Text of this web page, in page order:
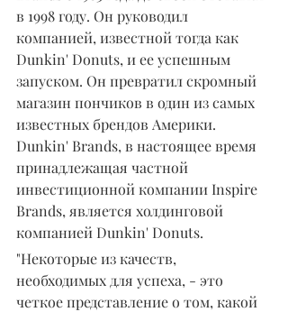
в 1998 году. Он руководил
компанией, известной тогда как
Dunkin' Donuts, и ее успешным
запуском. Он превратил скромный
магазин пончиков в один из самых
известных брендов Америки.
Dunkin' Brands, в настоящее время
принадлежащая частной
инвестиционной компании Inspire
Brands, является холдинговой
компанией Dunkin' Donuts.
"Некоторые из качеств,
необходимых для успеха, - это
четкое представление о том, какой